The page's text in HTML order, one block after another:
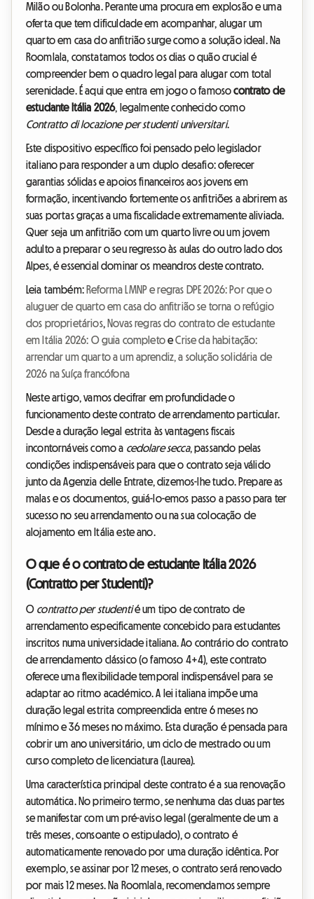
Milão ou Bolonha. Perante uma procura em explosão e uma
oferta que tem dificuldade em acompanhar, alugar um
quarto em casa do anfitrião surge como a solução ideal. Na
Roomlala, constatamos todos os dias o quão crucial é
compreender bem o quadro legal para alugar com total
serenidade. É aqui que entra em jogo o famosocontrato de
estudante Itália 2026, legalmente conhecido como
Contratto di locazione per studenti universitari.
Este dispositivo específico foi pensado pelo legislador
italiano para responder a um duplo desafio: oferecer
garantias sólidas e apoios financeiros aos jovens em
formação, incentivando fortemente os anfitriões a abrirem as
suas portas graças a uma fiscalidade extremamente aliviada.
Quer seja um anfitrião com um quarto livre ou um jovem
adulto a preparar o seu regresso às aulas do outro lado dos
Alpes, é essencial dominar os meandros deste contrato.
Leia também: Reforma LMNP e regras DPE 2026: Por que o
aluguer de quarto em casa do anfitrião se torna o refúgio
dos proprietários, Novas regras do contrato de estudante
em Itália 2026: O guia completoeCrise da habitação:
arrendar um quarto a um aprendiz, a solução solidária de
2026 na Suíça francófona
Neste artigo, vamos decifrar em profundidade o
funcionamento deste contrato de arrendamento particular.
Desde a duração legal estrita às vantagens fiscais
incontornáveis como a cedolare secca, passando pelas
condições indispensáveis para que o contrato seja válido
junto da Agenzia delle Entrate, dizemos-lhe tudo. Prepare as
malas e os documentos, guiá-lo-emos passo a passo para ter
sucesso no seu arrendamento ou na sua colocação de
alojamento em Itália este ano.
O que é o contrato de estudante Itália 2026
(Contratto per Studenti)?
O contratto per studentié um tipo de contrato de
arrendamento especificamente concebido para estudantes
inscritos numa universidade italiana. Ao contrário do contrato
de arrendamento clássico (o famoso 4+4), este contrato
oferece uma flexibilidade temporal indispensável para se
adaptar ao ritmo académico. A lei italiana impõe uma
duração legal estrita compreendida entre 6 meses no
mínimo e 36 meses no máximo. Esta duração é pensada para
cobrir um ano universitário, um ciclo de mestrado ou um
curso completo de licenciatura (Laurea).
Uma característica principal deste contrato é a sua renovação
automática. No primeiro termo, se nenhuma das duas partes
se manifestar com um pré-aviso legal (geralmente de um a
três meses, consoante o estipulado), o contrato é
automaticamente renovado por uma duração idêntica. Por
exemplo, se assinar por 12 meses, o contrato será renovado
por mais 12 meses. Na Roomlala, recomendamos sempre